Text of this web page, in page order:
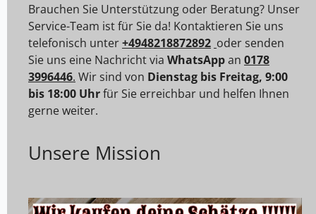
Brauchen Sie Unterstützung oder Beratung? Unser
Service-Team ist für Sie da! Kontaktieren Sie uns
telefonisch unter+4948218872892 oder senden
Sie uns eine Nachricht via WhatsAppan 0178
3996446. Wir sind von Dienstag bis Freitag, 9:00
bis 18:00 Uhrfür Sie erreichbar und helfen Ihnen
gerne weiter.
Unsere Mission